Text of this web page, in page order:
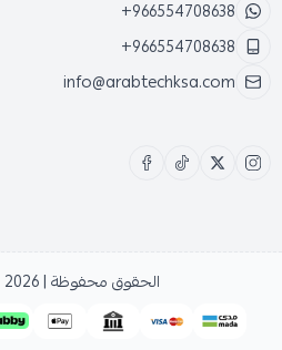
+966554708638
+966554708638
info@arabtechksa.com
الحقوق محفوظة | 2026